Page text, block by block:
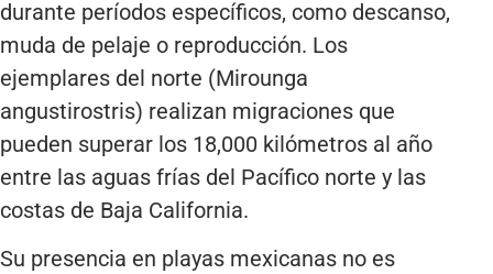
durante períodos específicos, como descanso,
muda de pelaje o reproducción. Los
ejemplares del norte (Mirounga
angustirostris) realizan migraciones que
pueden superar los 18,000 kilómetros al año
entre las aguas frías del Pacífico norte y las
costas de Baja California.
Su presencia en playas mexicanas no es